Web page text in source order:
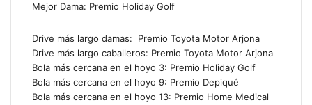
Mejor Dama: Premio Holiday Golf
Drive más largo damas: Premio Toyota Motor Arjona
Drive más largo caballeros: Premio Toyota Motor Arjona
Bola más cercana en el hoyo 3: Premio Holiday Golf
Bola más cercana en el hoyo 9: Premio Depiqué
Bola más cercana en el hoyo 13: Premio Home Medical